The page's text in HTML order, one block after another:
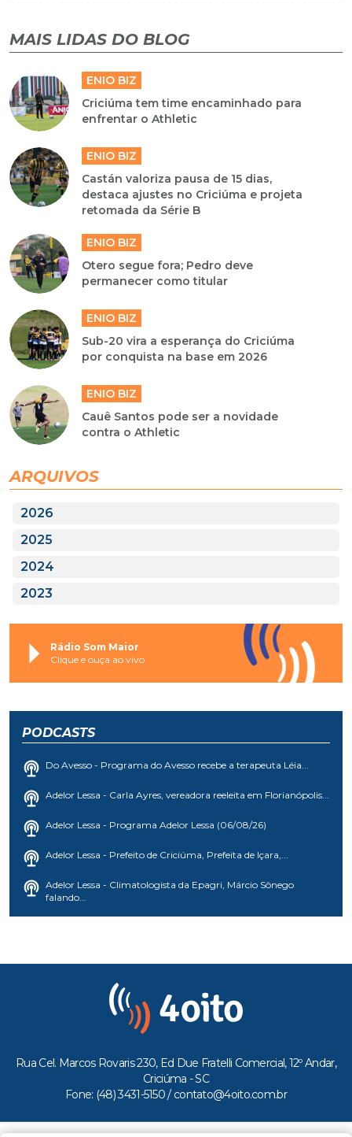
MAIS LIDAS DO BLOG
ENIO BIZ
Criciúma tem time encaminhado para
enfrentar o Athletic
ENIO BIZ
Castán valoriza pausa de 15 dias,
destaca ajustes no Criciúma e projeta
retomada da Série B
ENIO BIZ
Otero segue fora; Pedro deve
permanecer como titular
ENIO BIZ
Sub-20 vira a esperança do Criciúma
por conquista na base em 2026
ENIO BIZ
Cauê Santos pode ser a novidade
contra o Athletic
ARQUIVOS
2026
2025
2024
2023
Rádio Som Maior
Clique e ouça ao vivo
PODCASTS
Do Avesso - Programa do Avesso recebe a terapeuta Léia...
Adelor Lessa - Carla Ayres, vereadora reeleita em Florianópolis...
Adelor Lessa - Programa Adelor Lessa (06/08/26)
Adelor Lessa - Prefeito de Criciúma, Prefeita de Içara,...
Adelor Lessa - Climatologista da Epagri, Márcio Sônego
falando...
Rua Cel. Marcos Rovaris 230, Ed Due Fratelli Comercial, 12º Andar,
Criciúma - SC
Fone: (48) 3431-5150 / contato@4oito.com.br